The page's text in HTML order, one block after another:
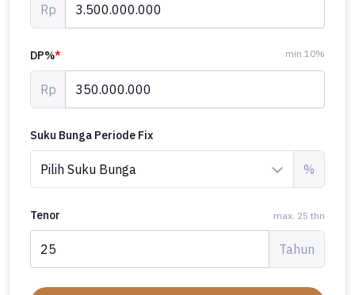
Rp
DP%* min 10%
Rp
Suku Bunga Periode Fix
%
Tenor max. 25 thn
Tahun